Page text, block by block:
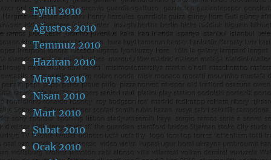
Eylül 2010
Ağustos 2010
Temmuz 2010
Haziran 2010
Mayıs 2010
Nisan 2010
Mart 2010
Şubat 2010
Ocak 2010